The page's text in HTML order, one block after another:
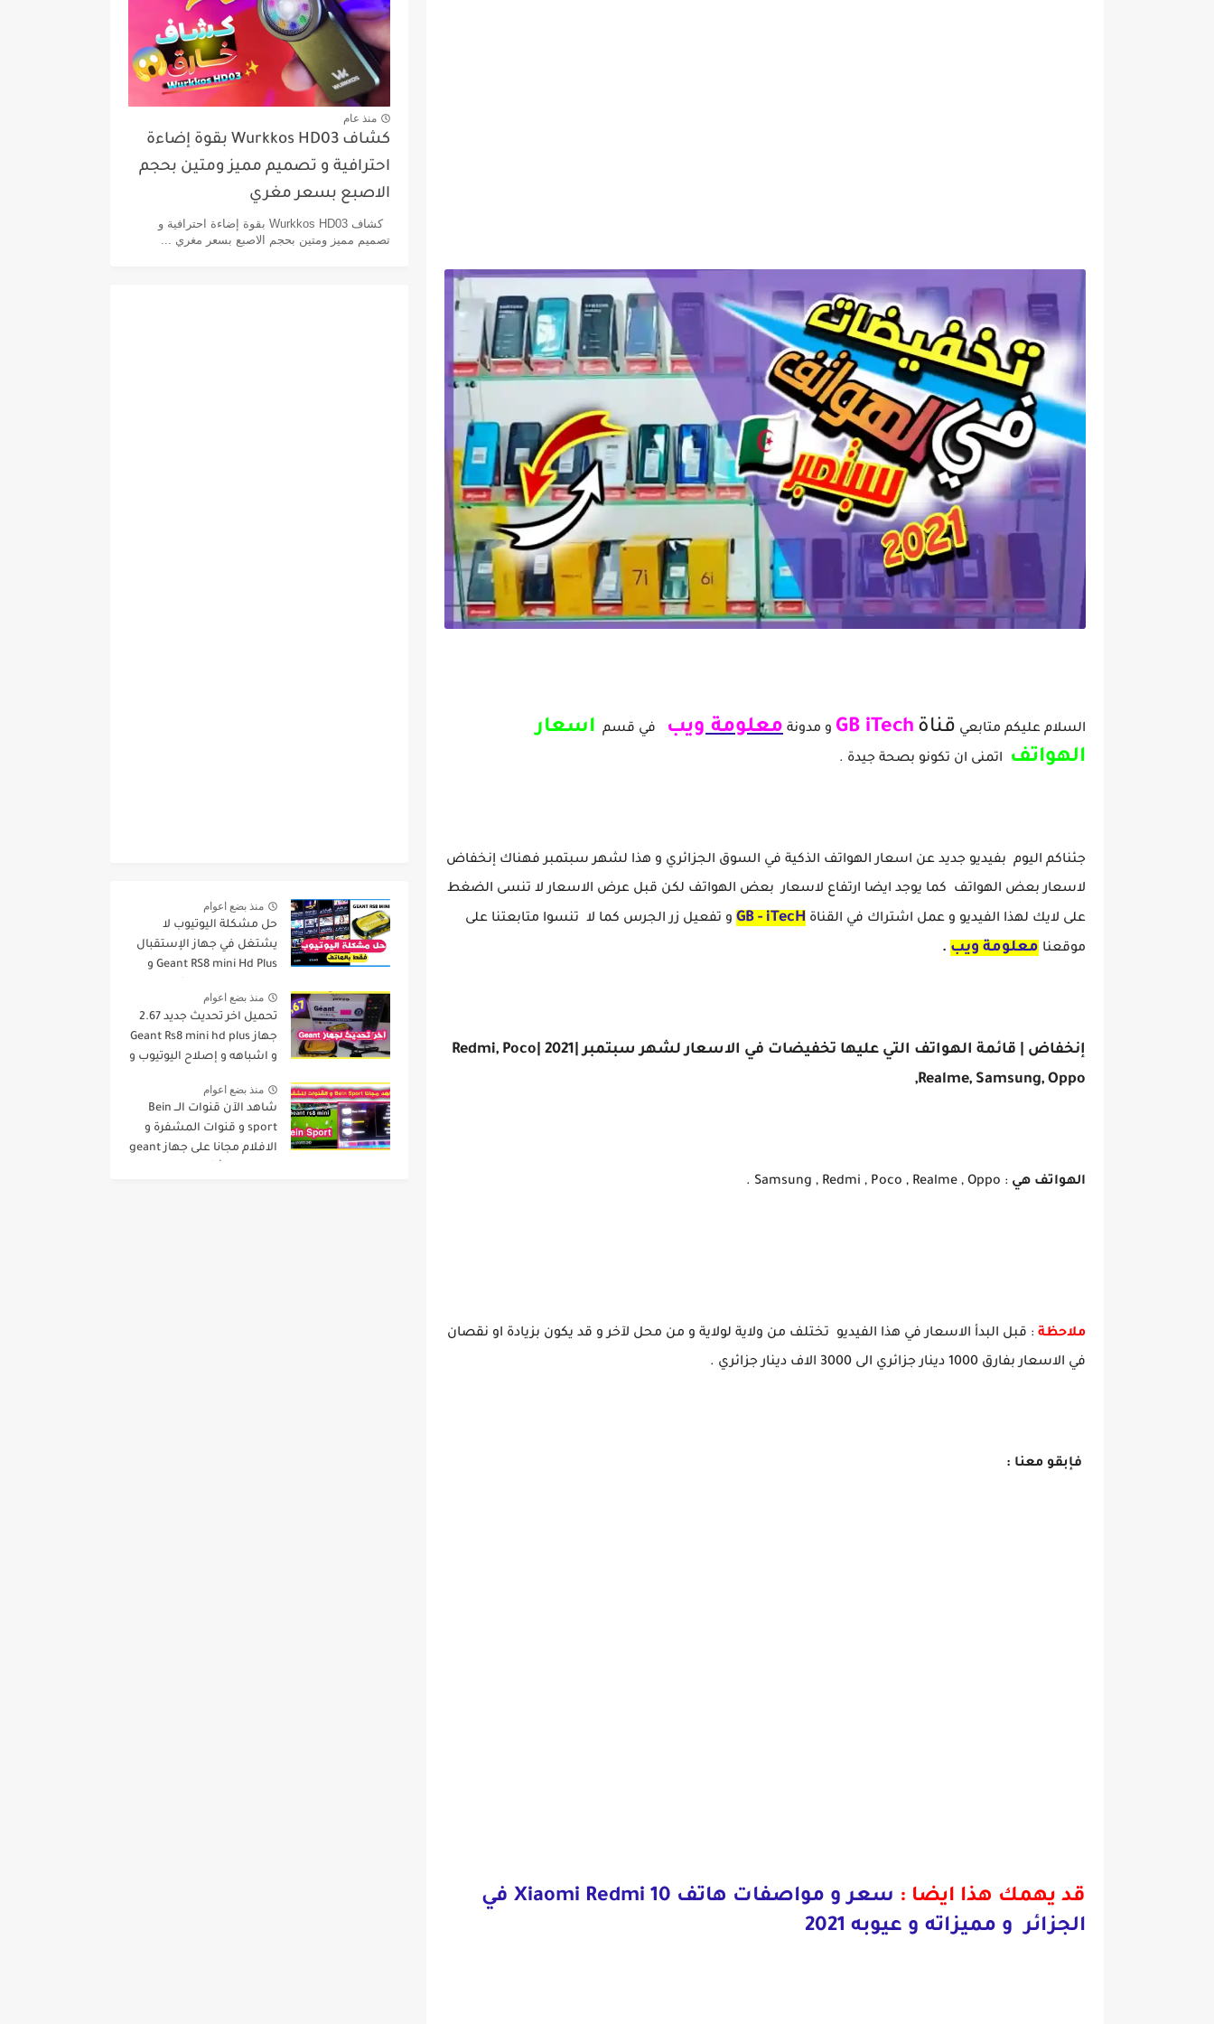
السلام عليكم متابعي قناة GB iTech و مدونة معلومةويب في قسم اسعار
الهواتف
اتمنى ان تكونو بصحة جيدة .
جئناكم اليوم بفيديو جديد عن اسعار الهواتف الذكية في السوق الجزائري و هذا لشهر سبتمبر فهناك إنخفاض
لاسعار بعض الهواتف كما يوجد ايضا ارتفاع لاسعار بعض الهواتف لكن قبل عرض الاسعار لا تنسى الضغط
على لايك لهذا الفيديو و عمل اشتراك في القناة GB - iTecH و تفعيل زر الجرس كما لا تنسوا متابعتنا على
موقعنا معلومة ويب .
إنخفاض | قائمة الهواتف التي عليها تخفيضات في الاسعار لشهر سبتمبر |2021 |Redmi, Poco
,Realme, Samsung, Oppo
الهواتف هي : Samsung , Redmi , Poco , Realme , Oppo .
ملاحظة : قبل البدأ الاسعار في هذا الفيديو تختلف من ولاية لولاية و من محل لآخر و قد يكون بزيادة او نقصان
في الاسعار بفارق 1000 دينار جزائري الى 3000 الاف دينار جزائري .
فإبقو معنا :
قد يهمك هذا ايضا :
سعر و مواصفات هاتف Xiaomi Redmi 10 في
الجزائر و مميزاته و عيوبه 2021
منذ عام
كشاف Wurkkos HD03 بقوة إضاءة
احترافية و تصميم مميز ومتين بحجم
الاصبع بسعر مغري
كشاف Wurkkos HD03 بقوة إضاءة احترافية و
تصميم مميز ومتين بحجم الاصبع بسعر مغري ...
منذ بضع اعوام
حل مشكلة اليوتيوب لا
يشتغل في جهاز الإستقبال
Geant RS8 mini Hd Plus و
منذ بضع اعوام
تحميل اخر تحديث جديد 2.67
جهاز Geant Rs8 mini hd plus
و اشباهه و إصلاح اليوتيوب و
Jour GN
منذ بضع اعوام
شاهد الآن قنوات الــ Bein
sport و قنوات المشفرة و
الافلام مجانا على جهاز geant